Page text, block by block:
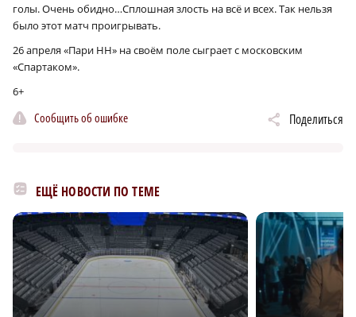
голы. Очень обидно…Сплошная злость на всё и всех. Так нельзя
было этот матч проигрывать.
26 апреля «Пари НН» на своём поле сыграет с московским
«Спартаком».
6+
Сообщить об ошибке Поделиться
ЕЩЁ НОВОСТИ ПО ТЕМЕ